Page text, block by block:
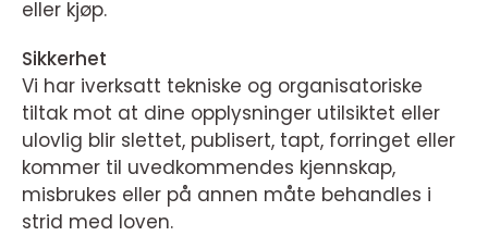
eller kjøp.
Sikkerhet
Vi har iverksatt tekniske og organisatoriske
tiltak mot at dine opplysninger utilsiktet eller
ulovlig blir slettet, publisert, tapt, forringet eller
kommer til uvedkommendes kjennskap,
misbrukes eller på annen måte behandles i
strid med loven.